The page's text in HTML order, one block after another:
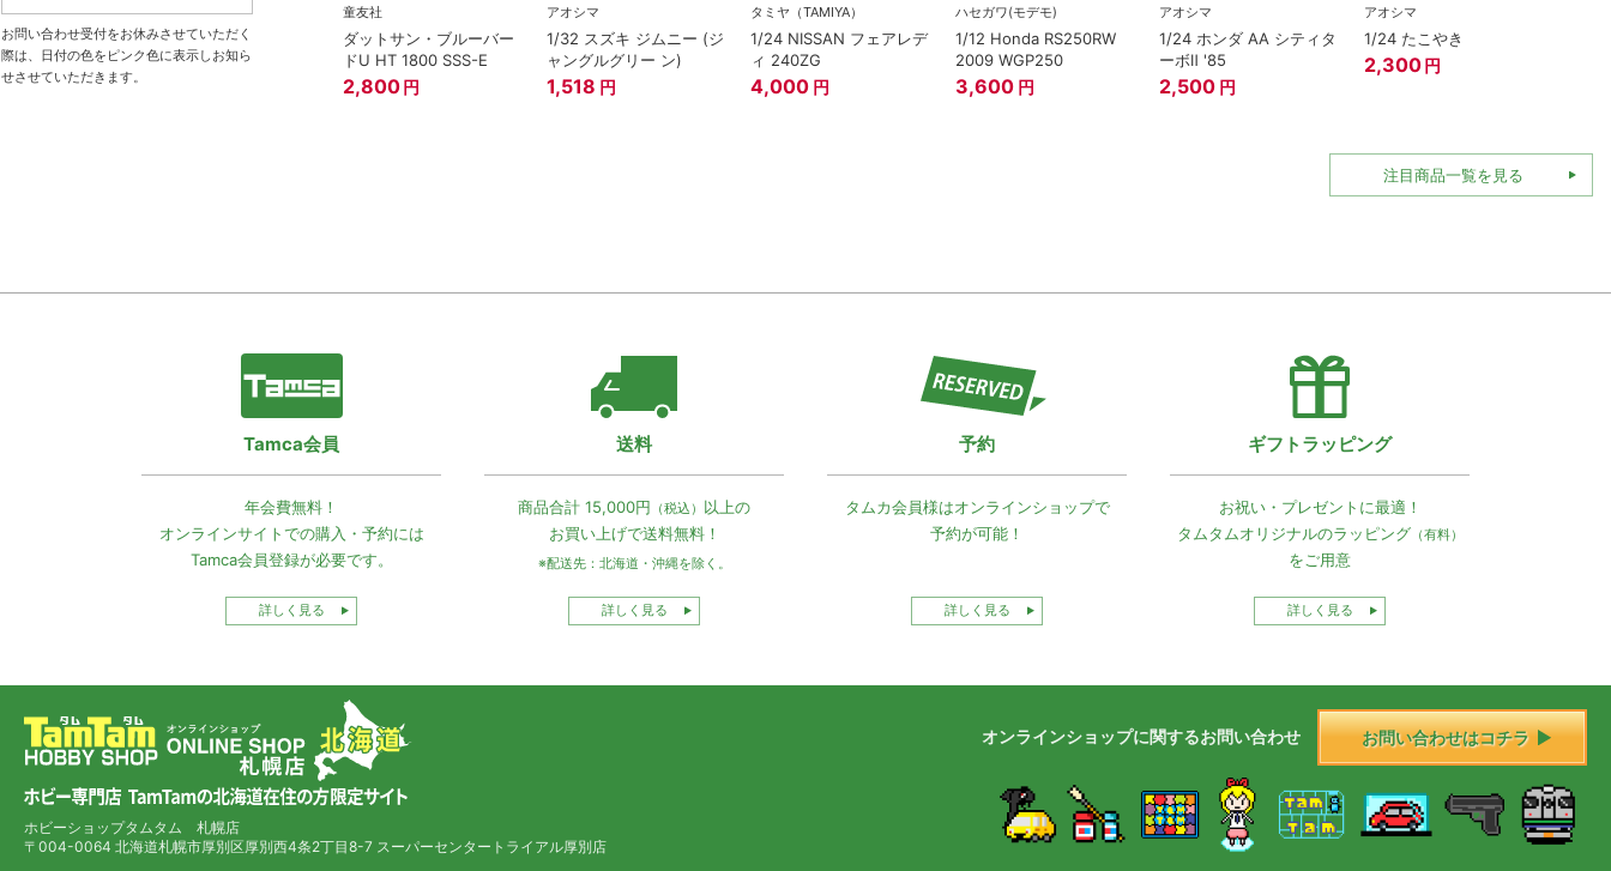
クス ハコス
アオシマ
1/32 NISSAN GT-R (メテ
オフレークブラックパー
ル)
童友社
ダットサン・ブルーバー
ドU HT 1800 SSS-E
2,800 円
アオシマ
1/32 スズキ ジムニー (ジ
ャングルグリー ン)
1,518 円
タミヤ（TAMIYA）
1/24 NISSAN フェアレデ
ィ 240ZG
4,000 円
ハセガワ(モデモ)
1/12 Honda RS250RW
2009 WGP250
3,600 円
アオシマ
1/24 ホンダ AA シティタ
ーボⅡ '85
2,500 円
アオシマ
1/24 たこやき
2,300 円
注目商品一覧を見る
お問い合わせ受付をお休みさせていただく
際は、日付の色をピンク色に表示しお知ら
せさせていただきます。
Tamca会員
年会費無料！
オンラインサイトでの購入・予約には
Tamca会員登録が必要です。
詳しく見る
送料
商品合計 15,000円 （税込） 以上の
お買い上げで送料無料！
※配送先：北海道・沖縄を除く。
詳しく見る
予約
タムカ会員様はオンラインショップで
予約が可能！
詳しく見る
ギフトラッピング
お祝い・プレゼントに最適！
タムタムオリジナルのラッピング（有料）
をご用意
詳しく見る
ホビーショップタムタム 札幌店
〒004-0064 北海道札幌市厚別区厚別西4条2丁目8-7 スーパーセンタートライアル厚別店
オンラインショップに関するお問い合わせ お問い合わせはコチラ